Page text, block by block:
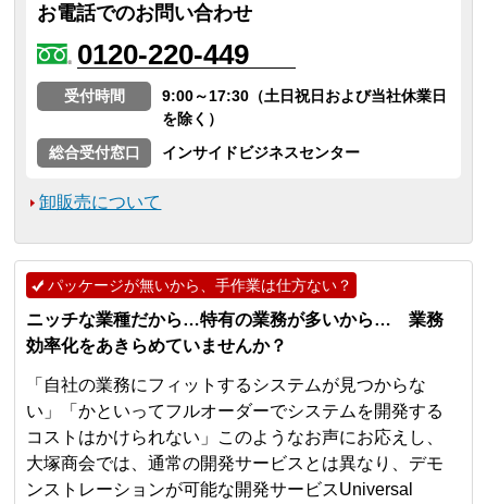
お電話でのお問い合わせ
0120-220-449
受付時間
9:00～17:30（土日祝日および当社休業日
を除く）
総合受付窓口
インサイドビジネスセンター
卸販売について
パッケージが無いから、手作業は仕方ない？
ニッチな業種だから…特有の業務が多いから… 業務
効率化をあきらめていませんか？
「自社の業務にフィットするシステムが見つからな
い」「かといってフルオーダーでシステムを開発する
コストはかけられない」このようなお声にお応えし、
大塚商会では、通常の開発サービスとは異なり、デモ
ンストレーションが可能な開発サービスUniversal